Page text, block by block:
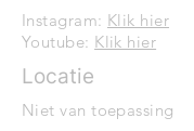
Instagram: Klik hier
Youtube: Klik hier
Locatie
Niet van toepassing